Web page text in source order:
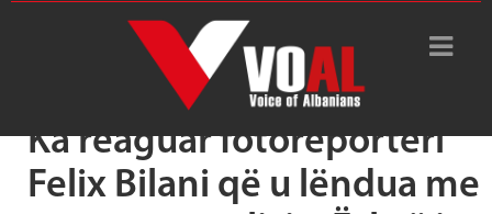
Tag Archive: Çili
Ka reaguar fotoreporteri
Felix Bilani që u lëndua me